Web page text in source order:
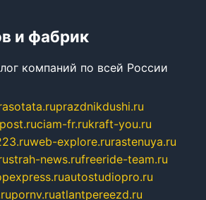
и фабрик
компаний по всей России
prazdnikdushi.ru
ciam-fr.rukraft-you.ru
web-explore.rurastenuya.ru
strah-news.rufreeride-team.ru
autostudiopro.ru
pornv.ruatlantpereezd.ru